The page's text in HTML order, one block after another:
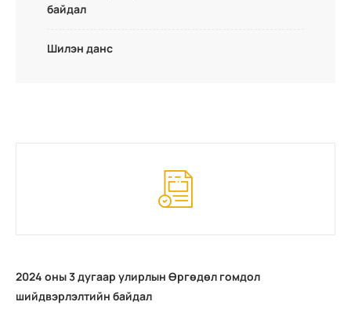
байдал
Шилэн данс
2024 оны 3 дугаар улирлын Өргөдөл гомдол
шийдвэрлэлтийн байдал